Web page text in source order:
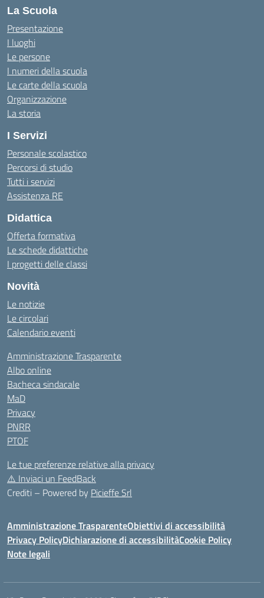
La Scuola
Presentazione
I luoghi
Le persone
I numeri della scuola
Le carte della scuola
Organizzazione
La storia
I Servizi
Personale scolastico
Percorsi di studio
Tutti i servizi
Assistenza RE
Didattica
Offerta formativa
Le schede didattiche
I progetti delle classi
Novità
Le notizie
Le circolari
Calendario eventi
Amministrazione Trasparente
Albo online
Bacheca sindacale
MaD
Privacy
PNRR
PTOF
Le tue preferenze relative alla privacy
⚠️ Inviaci un FeedBack
Crediti – Powered by Picieffe Srl
Amministrazione TrasparenteObiettivi di accessibilità
Privacy PolicyDichiarazione di accessibilitàCookie Policy
Note legali